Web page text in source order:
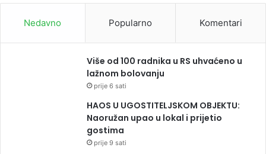
Nedavno Popularno Komentari
Više od 100 radnika u RS uhvaćeno u
lažnom bolovanju
prije 6 sati
HAOS U UGOSTITELJSKOM OBJEKTU:
Naoružan upao u lokal i prijetio
gostima
prije 9 sati